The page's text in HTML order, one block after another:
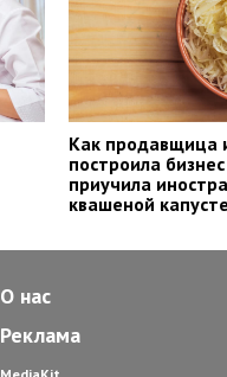
Как продавщица
построила
приучила
квашеной капусте
О нас
Реклама